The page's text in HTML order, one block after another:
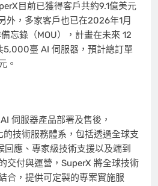
目前已獲得客戶共約9.1億美元
外，多家客戶也已在2026年1月
忘錄（MOU），計畫在未來 12
5,000臺 AI 伺服器，預計總訂單
。
伺服器產品部署及售後，
技術服務體系，包括透過全球支
應、專家級技術支援以及端到
交付與運營，SuperX 將全球技術
合，提供可定製的專案實施服